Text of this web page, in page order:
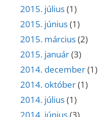
2015. július(1)
2015. június(1)
2015. március(2)
2015. január(3)
2014. december(1)
2014. október(1)
2014. július(1)
2014. június(3)